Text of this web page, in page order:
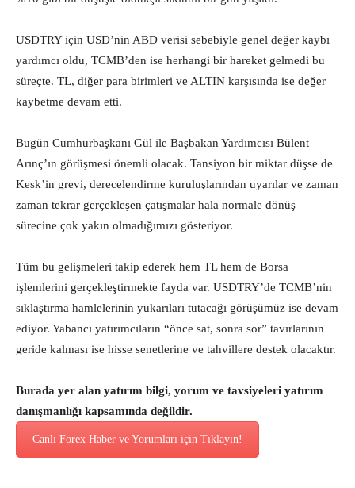
USDTRY için USD’nin ABD verisi sebebiyle genel değer kaybı
yardımcı oldu, TCMB’den ise herhangi bir hareket gelmedi bu
süreçte. TL, diğer para birimleri ve ALTIN karşısında ise değer
kaybetme devam etti.
Bugün Cumhurbaşkanı Gül ile Başbakan Yardımcısı Bülent
Arınç’ın görüşmesi önemli olacak. Tansiyon bir miktar düşse de
Kesk’in grevi, derecelendirme kuruluşlarından uyarılar ve zaman
zaman tekrar gerçekleşen çatışmalar hala normale dönüş
sürecine çok yakın olmadığımızı gösteriyor.
Tüm bu gelişmeleri takip ederek hem TL hem de Borsa
işlemlerini gerçekleştirmekte fayda var. USDTRY’de TCMB’nin
sıklaştırma hamlelerinin yukarıları tutacağı görüşümüz ise devam
ediyor. Yabancı yatırımcıların “önce sat, sonra sor” tavırlarının
geride kalması ise hisse senetlerine ve tahvillere destek olacaktır.
Burada yer alan yatırım bilgi, yorum ve tavsiyeleri yatırım
danışmanlığı kapsamında değildir.
Canlı Forex Haber ve Yorumları için Tıklayın!